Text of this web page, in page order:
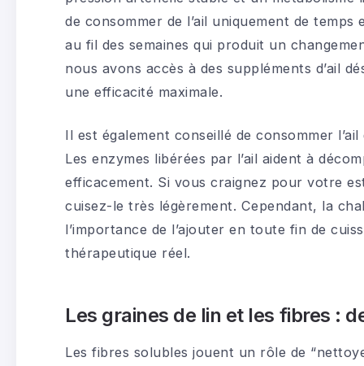
de consommer de l’ail uniquement de temps
au fil des semaines qui produit un
nous avons accès à des suppléments d’ail
une efficacité maximale.
Il est également conseillé de consommer
Les enzymes libérées par l’ail aident à
efficacement. Si vous craignez pour votre
cuisez-le très légèrement. Cependant, la
l’importance de l’ajouter en toute fin de
thérapeutique réel.
Les graines de lin et les fibres :
Les fibres solubles jouent un rôle de